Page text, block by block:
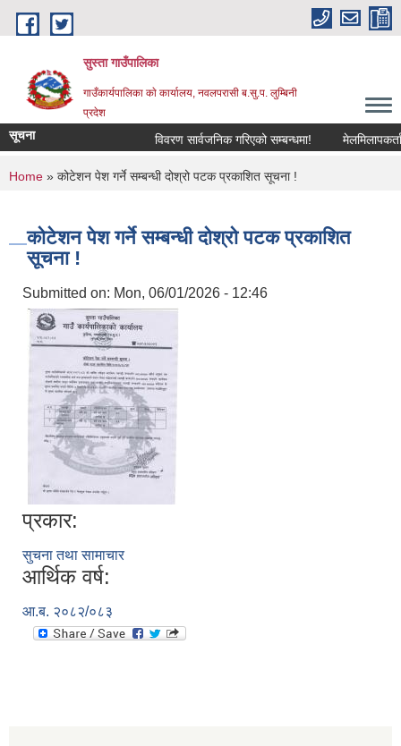
Skip to main content
सुस्ता गाउँपालिका
गाउँकार्यपालिका काे कार्यालय, नवलपरासी ब.सु.प. लुम्बिनी
प्रदेश
सूचना विवरण सार्वजनिक गरिएको सम्बन्धमा!
You are here
Home » कोटेशन पेश गर्ने सम्बन्धी दोश्रो पटक प्रकाशित सूचना !
कोटेशन पेश गर्ने सम्बन्धी दोश्रो पटक प्रकाशित
सूचना !
Submitted on: Mon, 06/01/2026 - 12:46
प्रकार:
सुचना तथा सामाचार
आर्थिक वर्ष:
आ.ब. २०८२/०८३